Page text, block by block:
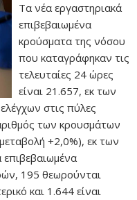
Τα νέα εργαστηριακά
επιβεβαιωμένα
κρούσματα της νόσου
που καταγράφηκαν τις
τελευταίες 24 ώρες
είναι 21.657, εκ των
στις πύλες
των κρουσμάτων
+2,0%), εκ των
195 θεωρούνται
και 1.644 είναι